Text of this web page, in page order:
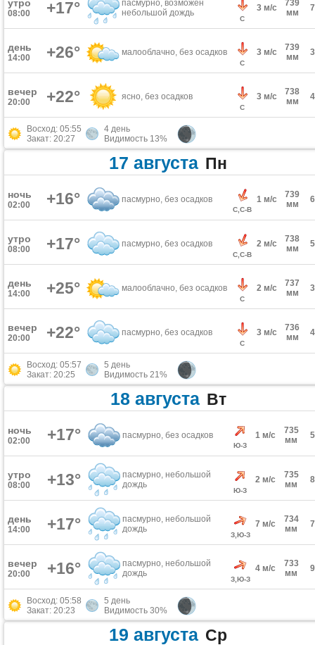
утро
08:00 +17°
пасмурно, возможен
небольшой дождь
С
3 м/с
739
мм
день
14:00 +26° малооблачно, без осадков
С
3 м/с
739
мм
вечер
20:00 +22° ясно, без осадков
С
3 м/с
738
мм
Восход: 05:55
Закат: 20:27
4 день
Видимость 13%
17 августа Пн
ночь
02:00 +16° пасмурно, без осадков
С,С-В
1 м/с
739
мм
утро
08:00 +17° пасмурно, без осадков
С,С-В
2 м/с
738
мм
день
14:00 +25° малооблачно, без осадков
С
2 м/с
737
мм
вечер
20:00 +22° пасмурно, без осадков
С
3 м/с
736
мм
Восход: 05:57
Закат: 20:25
5 день
Видимость 21%
18 августа Вт
ночь
02:00 +17° пасмурно, без осадков
Ю-З
1 м/с
735
мм
утро
08:00 +13°
пасмурно, небольшой
дождь
Ю-З
2 м/с
735
мм
день
14:00 +17°
пасмурно, небольшой
дождь
З,Ю-З
7 м/с
734
мм
вечер
20:00 +16°
пасмурно, небольшой
дождь
З,Ю-З
4 м/с
733
мм
Восход: 05:58
Закат: 20:23
5 день
Видимость 30%
19 августа Ср